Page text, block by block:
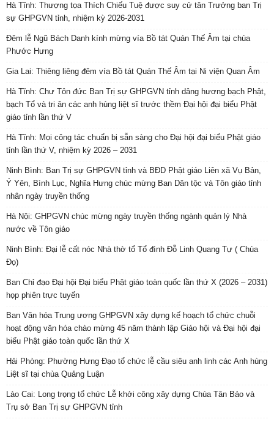
Hà Tĩnh: Thượng tọa Thích Chiếu Tuệ được suy cử tân Trưởng ban Trị
sự GHPGVN tỉnh, nhiệm kỳ 2026-2031
Đêm lễ Ngũ Bách Danh kính mừng vía Bồ tát Quán Thế Âm tại chùa
Phước Hưng
Gia Lai: Thiêng liêng đêm vía Bồ tát Quán Thế Âm tại Ni viện Quan Âm
Hà Tĩnh: Chư Tôn đức Ban Trị sự GHPGVN tỉnh dâng hương bạch Phật,
bạch Tổ và tri ân các anh hùng liệt sĩ trước thềm Đại hội đại biểu Phật
giáo tỉnh lần thứ V
Hà Tĩnh: Mọi công tác chuẩn bị sẵn sàng cho Đại hội đại biểu Phật giáo
tỉnh lần thứ V, nhiệm kỳ 2026 – 2031
Ninh Bình: Ban Trị sự GHPGVN tỉnh và BĐD Phật giáo Liên xã Vụ Bản,
Ý Yên, Bình Lục, Nghĩa Hưng chúc mừng Ban Dân tộc và Tôn giáo tỉnh
nhân ngày truyền thống
Hà Nội: GHPGVN chúc mừng ngày truyền thống ngành quản lý Nhà
nước về Tôn giáo
Ninh Bình: Đại lễ cất nóc Nhà thờ tổ Tổ đình Đỗ Linh Quang Tự ( Chùa
Đọ)
Ban Chỉ đạo Đại hội Đại biểu Phật giáo toàn quốc lần thứ X (2026 – 2031)
họp phiên trực tuyến
Ban Văn hóa Trung ương GHPGVN xây dựng kế hoạch tổ chức chuỗi
hoạt động văn hóa chào mừng 45 năm thành lập Giáo hội và Đại hội đại
biểu Phật giáo toàn quốc lần thứ X
Hải Phòng: Phường Hưng Đạo tổ chức lễ cầu siêu anh linh các Anh hùng
Liệt sĩ tại chùa Quảng Luận
Lào Cai: Long trọng tổ chức Lễ khởi công xây dựng Chùa Tân Bảo và
Trụ sở Ban Trị sự GHPGVN tỉnh